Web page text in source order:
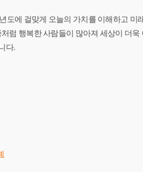
도에 걸맞게 오늘의 가치를 이해하고 미
럼 행복한 사람들이 많아져 세상이 더
다.